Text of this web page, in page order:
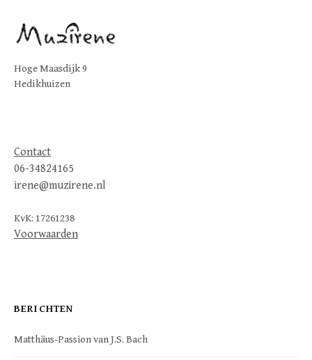
Hoge Maasdijk 9
Hedikhuizen
Contact
06-34824165
irene@muzirene.nl
KvK: 17261238
Voorwaarden
BERICHTEN
Matthäus-Passion van J.S. Bach